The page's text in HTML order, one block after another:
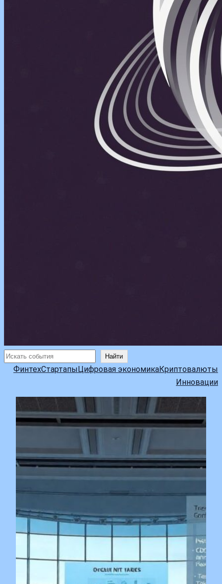
Поиск Найти
ФинтехСтартапыЦифровая экономикаКриптовалюты
Инновации